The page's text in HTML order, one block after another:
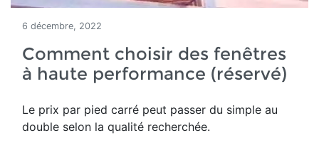
6 décembre, 2022
Comment choisir des fenêtres
à haute performance (réservé)
Le prix par pied carré peut passer du simple au
double selon la qualité recherchée.